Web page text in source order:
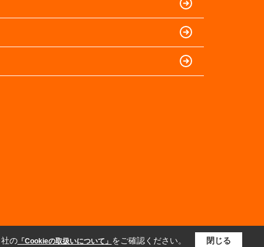
の「Cookieの取扱いについて」 をご確認ください。 閉じる